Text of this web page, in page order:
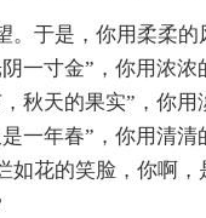
。于是，你用柔柔的
一寸金”，你用浓浓
秋天的果实”，你用
一年春”，你用清清
如花的笑脸，你啊，